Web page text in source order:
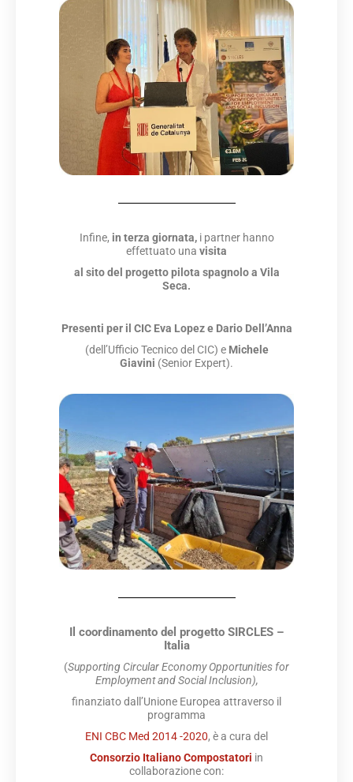
Infine, in terza giornata,i partner hanno
effettuato una visita
al sito del progetto pilota spagnolo a Vila
Seca.
Presenti per il CIC Eva Lopez e Dario Dell’Anna
(dell’Ufficio Tecnico del CIC) e Michele
Giavini (Senior Expert).
Il coordinamento del progetto SIRCLES –
Italia
(Supporting Circular Economy Opportunities for
Employment and Social Inclusion),
finanziato dall’Unione Europea attraverso il
programma
ENI CBC Med 2014 -2020, è a cura del
Consorzio Italiano Compostatori in
collaborazione con: